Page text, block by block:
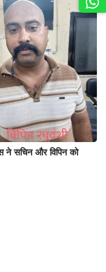
ने सचिन और विपिन को